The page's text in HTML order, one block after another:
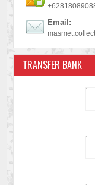
Email:
TRANSFER BANK